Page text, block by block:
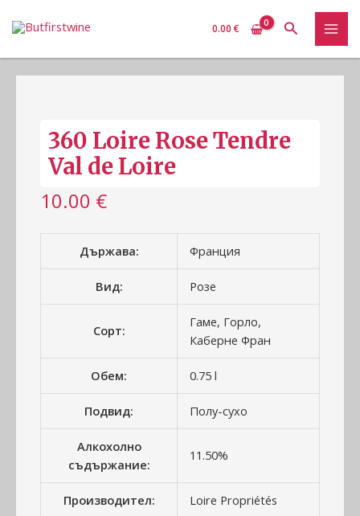
0.00 € Search
360 Loire Rose Tendre
Val de Loire
10.00 €
Държава: Франция
Вид: Розе
Сорт:
Гаме, Горло,
Каберне Фран
Обем: 0.75 l
Подвид: Полу-сухо
Алкохолно
съдържание:
11.50%
Производител: Loire Propriétés
за
Loire
de
Loire